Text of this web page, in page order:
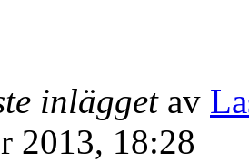
inlägget av
2013, 18:28